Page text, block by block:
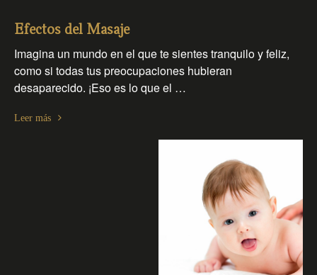
Efectos del Masaje
Imagina un mundo en el que te sientes tranquilo y feliz,
como si todas tus preocupaciones hubieran
desaparecido. ¡Eso es lo que el …
Leer más